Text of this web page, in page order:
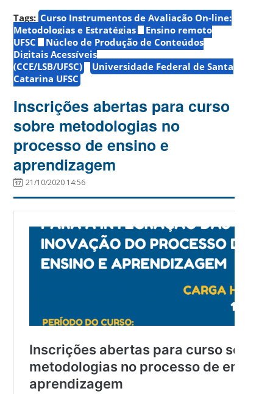
Tags: Curso Instrumentos de Avaliação On-line:
Metodologias e Estratégias
Ensino remoto
UFSC
Núcleo de Produção de Conteúdos
Digitais Acessíveis
(CCE/LSB/UFSC)
Universidade Federal de Santa
Catarina UFSC
Inscrições abertas para curso
sobre metodologias no
processo de ensino e
aprendizagem
21/10/2020 14:56